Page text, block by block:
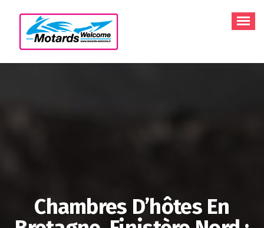
contenu
Chambres D’hôtes En